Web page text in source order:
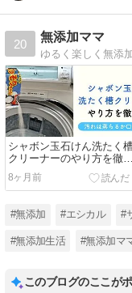
20
無添加ママ
シャボン玉石けん洗たく
クリーナーのやり方を徹底
解説！汚れは落ちるか口コ
ミも調査
8ヶ月前
#無添加 #エシカル #
#無添加生活 #無添加マ
このブログのここが